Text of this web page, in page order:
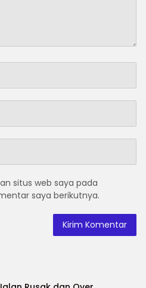
situs web saya pada
saya berikutnya.